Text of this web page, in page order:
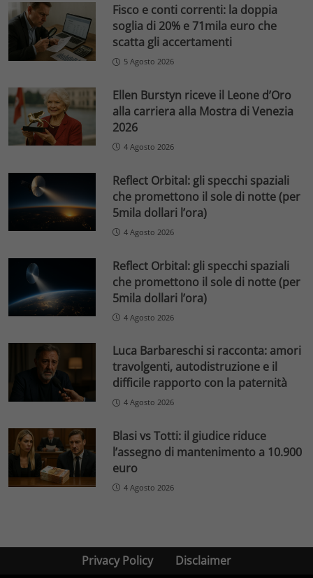
Fisco e conti correnti: la doppia
soglia di 20% e 71mila euro che
scatta gli accertamenti
5 Agosto 2026
Ellen Burstyn riceve il Leone d’Oro
alla carriera alla Mostra di Venezia
2026
4 Agosto 2026
Reflect Orbital: gli specchi spaziali
che promettono il sole di notte (per
5mila dollari l’ora)
4 Agosto 2026
Reflect Orbital: gli specchi spaziali
che promettono il sole di notte (per
5mila dollari l’ora)
4 Agosto 2026
Luca Barbareschi si racconta: amori
travolgenti, autodistruzione e il
difficile rapporto con la paternità
4 Agosto 2026
Blasi vs Totti: il giudice riduce
l’assegno di mantenimento a 10.900
euro
4 Agosto 2026
Privacy Policy Disclaimer